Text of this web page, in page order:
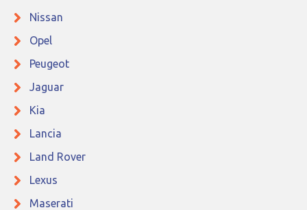
Nissan
Opel
Peugeot
Jaguar
Kia
Lancia
Land Rover
Lexus
Maserati